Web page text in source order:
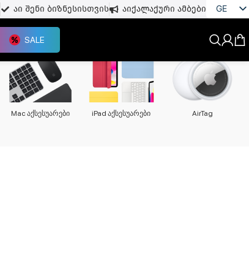
აი შენი ბიზნესისთვის აიქალაქური ამბები
GE
SALE
Mac აქსესუარები iPad აქსესუარები AirTag